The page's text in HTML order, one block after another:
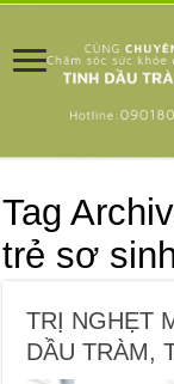
Tag
trẻ sơ
TRỊ NGHẸT
DẦU TRÀM,